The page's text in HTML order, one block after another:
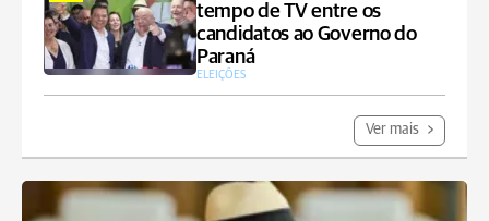
tempo de TV entre os
candidatos ao Governo do
Paraná
ELEIÇÕES
Ver mais